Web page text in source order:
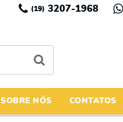
(19) 3207-1968
SOBRE NÓS CONTATOS